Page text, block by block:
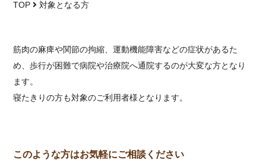
TOP 対象となる方
筋肉の麻痺や関節の拘縮、運動機能障害などの症状があるた
め、歩行が困難で病院や治療院へ通院するのが大変な方となり
ます。
寝たきりの方も対象のご利用者様となります。
このような方はお気軽にご相談ください